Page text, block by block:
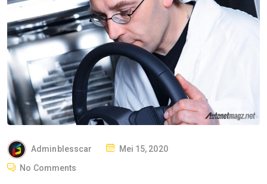
Adminblesscar
PMei 15, 2020
No Comments